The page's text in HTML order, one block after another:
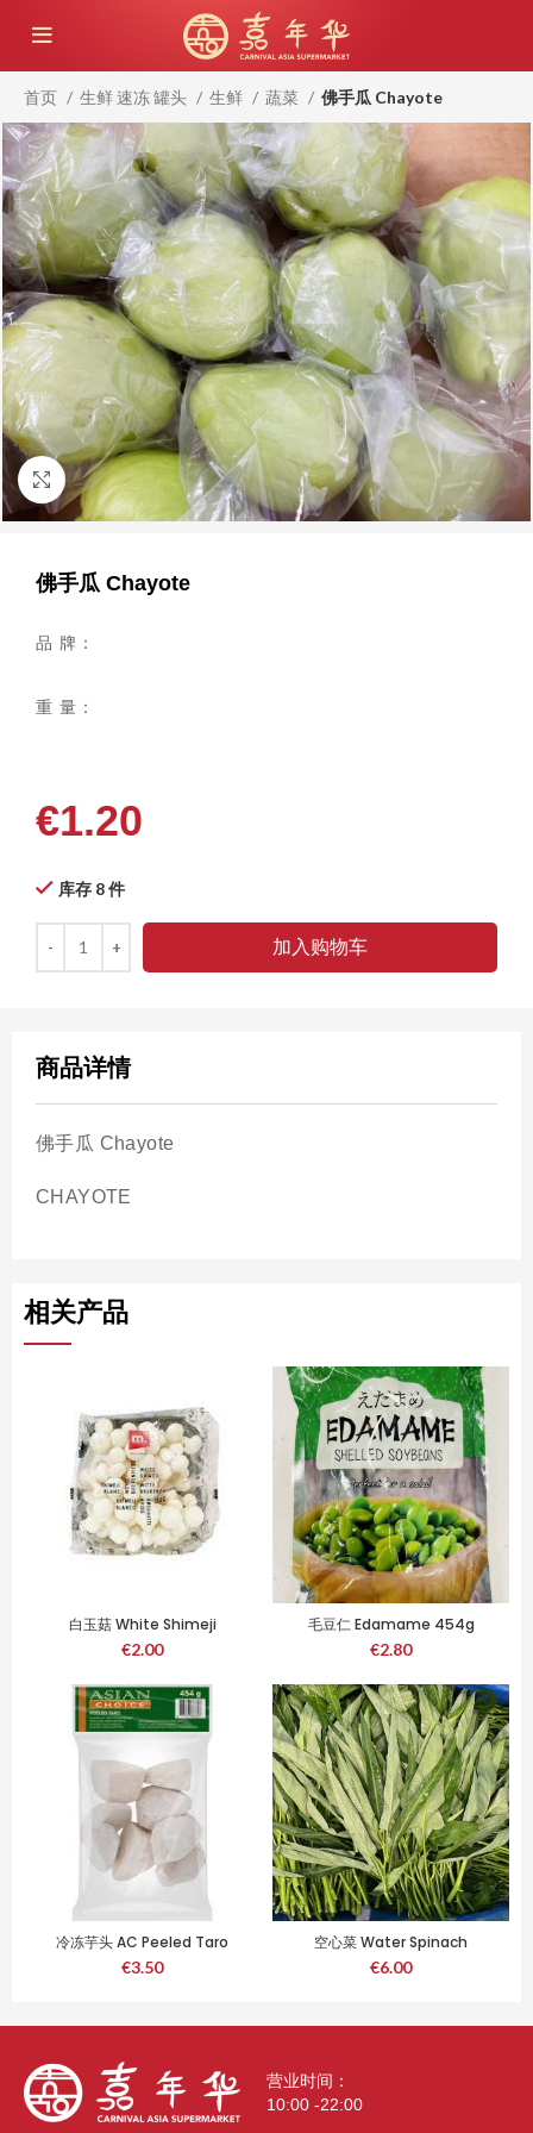
首页 生鲜 速冻 罐头 生鲜 蔬菜 佛手瓜 Chayote
点击放大
佛手瓜 Chayote
品 牌：
重 量：
€1.20
库存 8 件
加入购物车
商品详情
佛手瓜 Chayote
CHAYOTE
相关产品
白玉菇 White Shimeji
Mushroom 150g
€2.00
毛豆仁 Edamame 454g
€2.80
冷冻芋头 AC Peeled Taro
454g
€3.50
空心菜 Water Spinach
€6.00
营业时间：
10:00 -22:00